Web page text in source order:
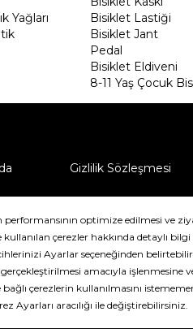
Yağları
Bisiklet Lastiği
Bisiklet Jant
Pedal
Bisiklet Eldiveni
8-11 Yaş Çocuk
Gizlilik Sözleşmesi